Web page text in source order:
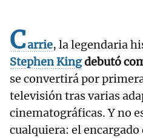
Carrie, la legendaria
Stephen Kingdebutó
se convertirá por
televisión tras varias
cinematográficas. Y no
cualquiera: el encargado